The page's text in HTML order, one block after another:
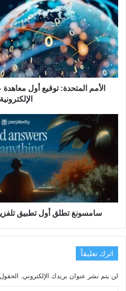
المتحدة:
توقيع
أول
معاهدة
عالمية
لمكافحة
الجرائم
الإلكترونية
الأمم المتحدة: توقيع أول معاهدة
الإلكترونية
سامسونغ
تطلق
أول
تلفزيوني
بتقنية
بيربلكسيتي
سامسونغ تطلق أول تطبيق
اترك تعليقاً
لن يتم نشر عنوان بريدك الإلكتروني. الحقول